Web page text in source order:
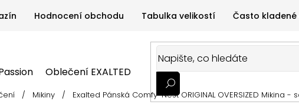
Hodnocení obchodu Tabulka velikostí Často kladené
Oblečení EXALTED Oblečení GYMTIME Sportovní
EXALTED Oblečení GYMTIME Sportovní výživa Zdravá
/ Mikiny / Exalted Pánská Comfy-Nest ORIGINAL OVERSIZED Mikina -